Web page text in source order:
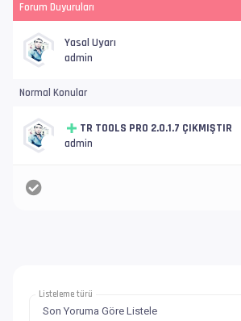
Forum Duyuruları
Yasal Uyarı
admin
Normal Konular
TR TOOLS PRO 2.0.1.7 ÇIKMIŞTIR
admin
Listeleme türü